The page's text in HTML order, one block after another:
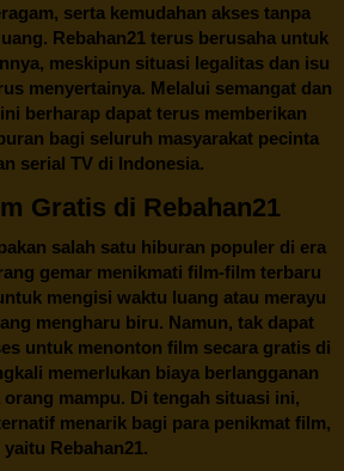
serta kemudahan akses tanpa
Rebahan21terus berusaha untuk
meskipun situasi legalitas dan isu
menyertainya. Melalui semangat dan
berharap dapat terus memberikan
bagi seluruh masyarakat pecinta
serial TV di Indonesia.
Gratis di Rebahan21
salah satu hiburan populer di era
gemar menikmati film-film terbaru
mengisi waktu luang atau merayu
mengharu biru. Namun, tak dapat
untuk menonton film secara gratis di
memerlukan biaya berlangganan
mampu. Di tengah situasi ini,
menarik bagi para penikmat film,
yaitu Rebahan21.